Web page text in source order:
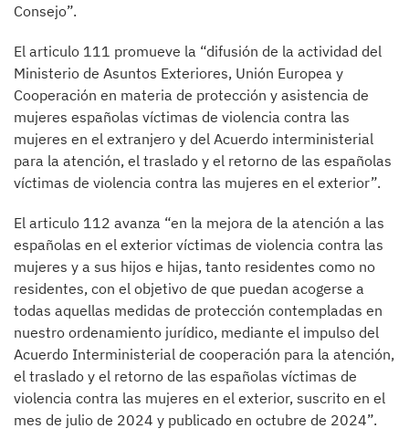
Consejo”.
El articulo 111 promueve la “difusión de la actividad del
Ministerio de Asuntos Exteriores, Unión Europea y
Cooperación en materia de protección y asistencia de
mujeres españolas víctimas de violencia contra las
mujeres en el extranjero y del Acuerdo interministerial
para la atención, el traslado y el retorno de las españolas
víctimas de violencia contra las mujeres en el exterior”.
El articulo 112 avanza “en la mejora de la atención a las
españolas en el exterior víctimas de violencia contra las
mujeres y a sus hijos e hijas, tanto residentes como no
residentes, con el objetivo de que puedan acogerse a
todas aquellas medidas de protección contempladas en
nuestro ordenamiento jurídico, mediante el impulso del
Acuerdo Interministerial de cooperación para la atención,
el traslado y el retorno de las españolas víctimas de
violencia contra las mujeres en el exterior, suscrito en el
mes de julio de 2024 y publicado en octubre de 2024”.